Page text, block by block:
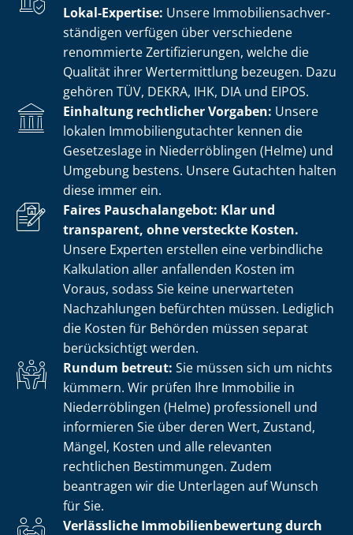
Lokal-Expertise: Unsere Im­mo­bi­li­en­sach­ver­
stän­di­gen verfügen über verschiedene
renommierte Zer­ti­fi­zie­run­gen, welche die
Qualität ihrer Wertermittlung bezeugen. Dazu
gehören TÜV, DEKRA, IHK, DIA und EIPOS.
Einhaltung rechtlicher Vorgaben: Unsere
lokalen Im­mo­bi­li­en­gut­ach­ter kennen die
Gesetzeslage in Niederröblingen (Helme) und
Umgebung bestens. Unsere Gutachten halten
diese immer ein.
Faires Pauschalangebot: Klar und
transparent, ohne versteckte Kosten.
Unsere Experten erstellen eine verbindliche
Kalkulation aller anfallenden Kosten im
Voraus, sodass Sie keine unerwarteten
Nachzahlungen befürchten müssen. Lediglich
die Kosten für Behörden müssen separat
berücksichtigt werden.
Rundum betreut: Sie müssen sich um nichts
kümmern. Wir prüfen Ihre Immobilie in
Niederröblingen (Helme) professionell und
informieren Sie über deren Wert, Zustand,
Mängel, Kosten und alle relevanten
rechtlichen Bestimmungen. Zudem
beantragen wir die Unterlagen auf Wunsch
für Sie.
Verlässliche Im­mo­bi­li­en­be­wer­tung durch